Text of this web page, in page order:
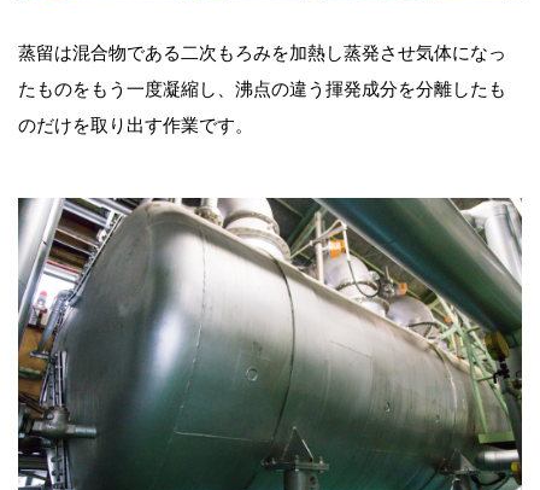
蒸留は混合物である二次もろみを加熱し蒸発させ気体になっ
たものをもう一度凝縮し、沸点の違う揮発成分を分離したも
のだけを取り出す作業です。